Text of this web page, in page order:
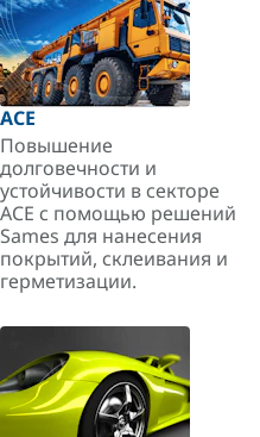
ACE
Повышение
долговечности и
устойчивости в секторе
ACE с помощью решений
Sames для нанесения
покрытий, склеивания и
герметизации.